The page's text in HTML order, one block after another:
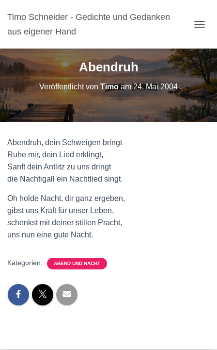
Timo Schneider - Gedichte und Gedanken
aus eigener Hand
V
I
G
A
T
I
O
N
U
Abendruh
Veröffentlicht von Timoam24. Mai 2004
Abendruh, dein Schweigen bringt
Ruhe mir, dein Lied erklingt,
Sanft dein Antlitz zu uns dringt
die Nachtigall ein Nachtlied singt.
Oh holde Nacht, dir ganz ergeben,
gibst uns Kraft für unser Leben,
schenkst mit deiner stillen Pracht,
uns nun eine gute Nacht.
Kategorien: ABEND UND NACHT